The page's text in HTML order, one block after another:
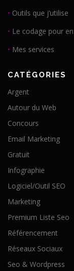
• Outils que j’utilise
• Le codage pour
• Mes services
CATÉGORIES
Argent
Autour du Web
Concours
Email Marketing
Gratuit
Infographie
Logiciel/Outil SEO
Marketing
Premium Liste Seo
Référencement
Réseaux Sociaux
Seo & Wordpress